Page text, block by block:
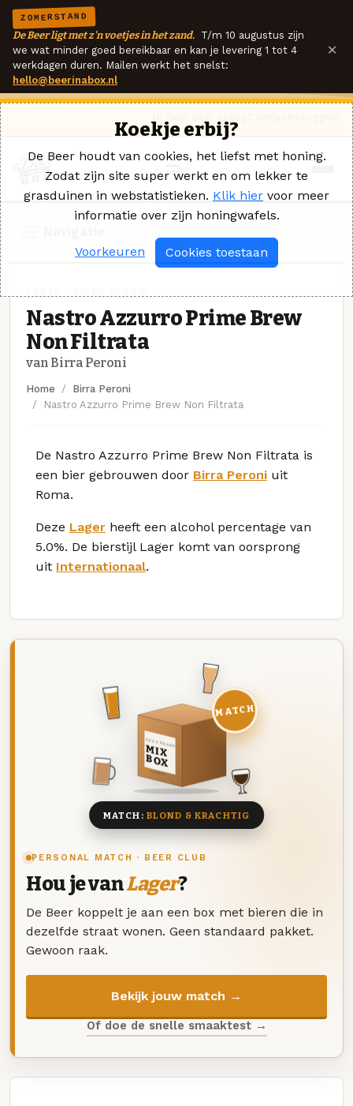
ZOMERSTAND
De Beer ligt met z'n voetjes in het zand. T/m 10 augustus zijn
we wat minder goed bereikbaar en kan je levering 1 tot 4
werkdagen duren. Mailen werkt het snelst:
hello@beerinabox.nl
×
Nastro Azzurro Prime Brew
Non Filtrata
van Birra Peroni
Home
Birra Peroni
Nastro Azzurro Prime Brew Non Filtrata
De Nastro Azzurro Prime Brew Non Filtrata is
een bier gebrouwen door Birra Peroni uit
Roma.
Deze Lager heeft een alcohol percentage van
5.0%. De bierstijl Lager komt van oorsprong
uit Internationaal.
PERSONAL MATCH · BEER CLUB
Hou je vanLager?
De Beer koppelt je aan een box met bieren die in
dezelfde straat wonen. Geen standaard pakket.
Gewoon raak.
Bekijk jouw match →
Of doe de snelle smaaktest →
DEZE MAAND
MIX
BOX
8 BIEREN
MATCH
MATCH: BLOND & KRACHTIG
Koekje erbij?
De Beer houdt van cookies, het liefst met honing.
Zodat zijn site super werkt en om lekker te
grasduinen in webstatistieken. Klik hier voor meer
informatie over zijn honingwafels.
Voorkeuren Cookies toestaan